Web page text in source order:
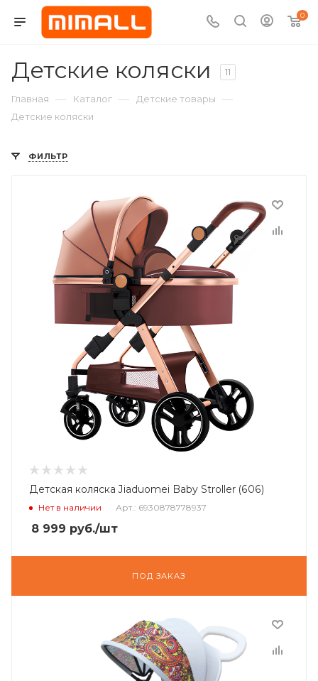
0
Детские коляски 11
Главная — Каталог — Детские товары —
Детские коляски
ФИЛЬТР
Детская коляска Jiaduomei Baby Stroller (606)
Нет в наличии Арт.: 6930878778937
8 999 руб./шт
ПОД ЗАКАЗ